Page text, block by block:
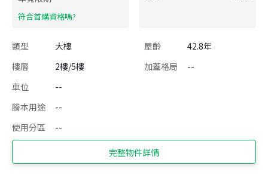
​符合首購資格嗎?
類型 大樓 屋齡
42.8年
樓層
2樓/5樓 加蓋格局
--
車位
--
謄本用途
--
使用分區
--
完整物件詳情